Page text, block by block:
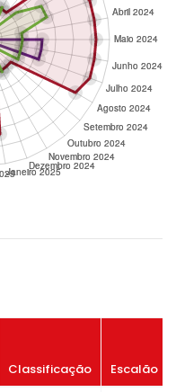
Classificação Escalão